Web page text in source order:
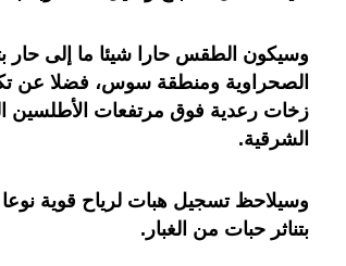
وسيكون الطقس حارا شيئا ما إلى حار
الصحراوية ومنطقة سوس، فضلا
زخات رعدية فوق مرتفعات الأطلسين
الشرقية.
وسيلاحظ تسجيل هبات لرياح قوية
بتناثر حبات من الغبار.